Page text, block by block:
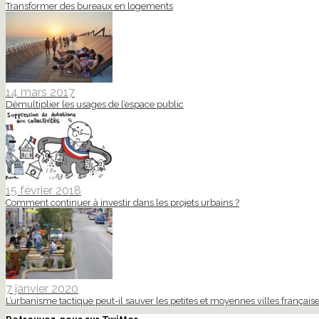
Transformer des bureaux en logements
14 mars 2017
Démultiplier les usages de l’espace public
15 février 2018
Comment continuer à investir dans les projets urbains ?
7 janvier 2020
L’urbanisme tactique peut-il sauver les petites et moyennes villes